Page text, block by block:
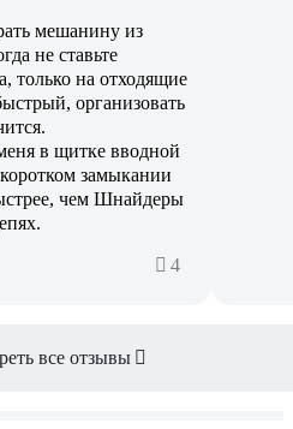
мешанину из
не ставьте
только на отходящие
организовать
в щитке вводной
замыкании
чем Шнайдеры
4
все отзывы